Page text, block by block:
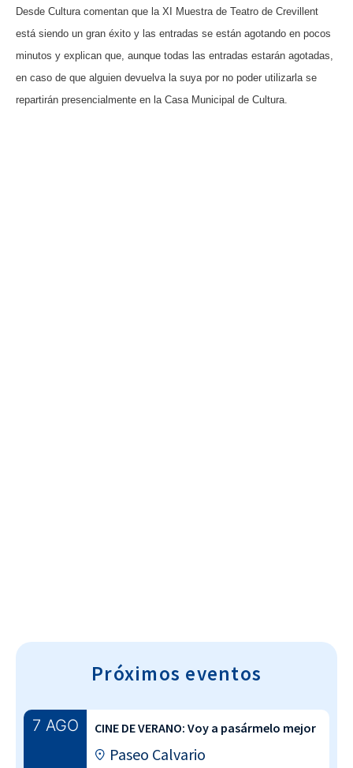
Desde Cultura comentan que la XI Muestra de Teatro de Crevillent
está siendo un gran éxito y las entradas se están agotando en pocos
minutos y explican que, aunque todas las entradas estarán agotadas,
en caso de que alguien devuelva la suya por no poder utilizarla se
repartirán presencialmente en la Casa Municipal de Cultura.
Próximos eventos
7 AGO CINE DE VERANO: Voy a pasármelo mejor
Paseo Calvario